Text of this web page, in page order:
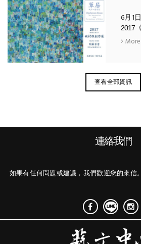
6月1日
More
查看全部資訊
連絡我們
如果有任何問題或建議，我們歡迎您的來信。